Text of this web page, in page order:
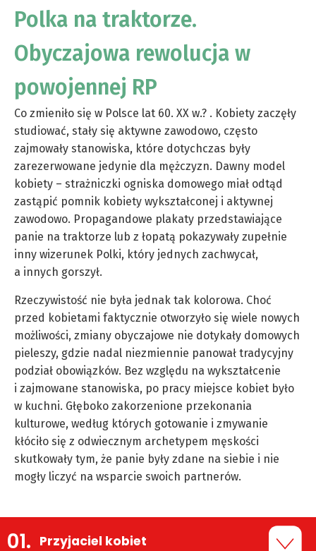
Polka na traktorze.
Obyczajowa rewolucja w
powojennej RP
Co zmieniło się w Polsce lat 60. XX w.? . Kobiety zaczęły
studiować, stały się aktywne zawodowo, często
zajmowały stanowiska, które dotychczas były
zarezerwowane jedynie dla mężczyzn. Dawny model
kobiety – strażniczki ogniska domowego miał odtąd
zastąpić pomnik kobiety wykształconej i aktywnej
zawodowo. Propagandowe plakaty przedstawiające
panie na traktorze lub z łopatą pokazywały zupełnie
inny wizerunek Polki, który jednych zachwycał,
a innych gorszył.
Rzeczywistość nie była jednak tak kolorowa. Choć
przed kobietami faktycznie otworzyło się wiele nowych
możliwości, zmiany obyczajowe nie dotykały domowych
pieleszy, gdzie nadal niezmiennie panował tradycyjny
podział obowiązków. Bez względu na wykształcenie
i zajmowane stanowiska, po pracy miejsce kobiet było
w kuchni. Głęboko zakorzenione przekonania
kulturowe, według których gotowanie i zmywanie
kłóciło się z odwiecznym archetypem męskości
skutkowały tym, że panie były zdane na siebie i nie
mogły liczyć na wsparcie swoich partnerów.
Przyjaciel kobiet